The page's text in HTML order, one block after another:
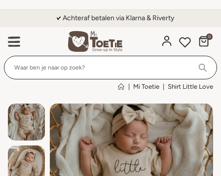
Achteraf betalen via Klarna & Riverty
0
Mi Toetie Shirt Little Love